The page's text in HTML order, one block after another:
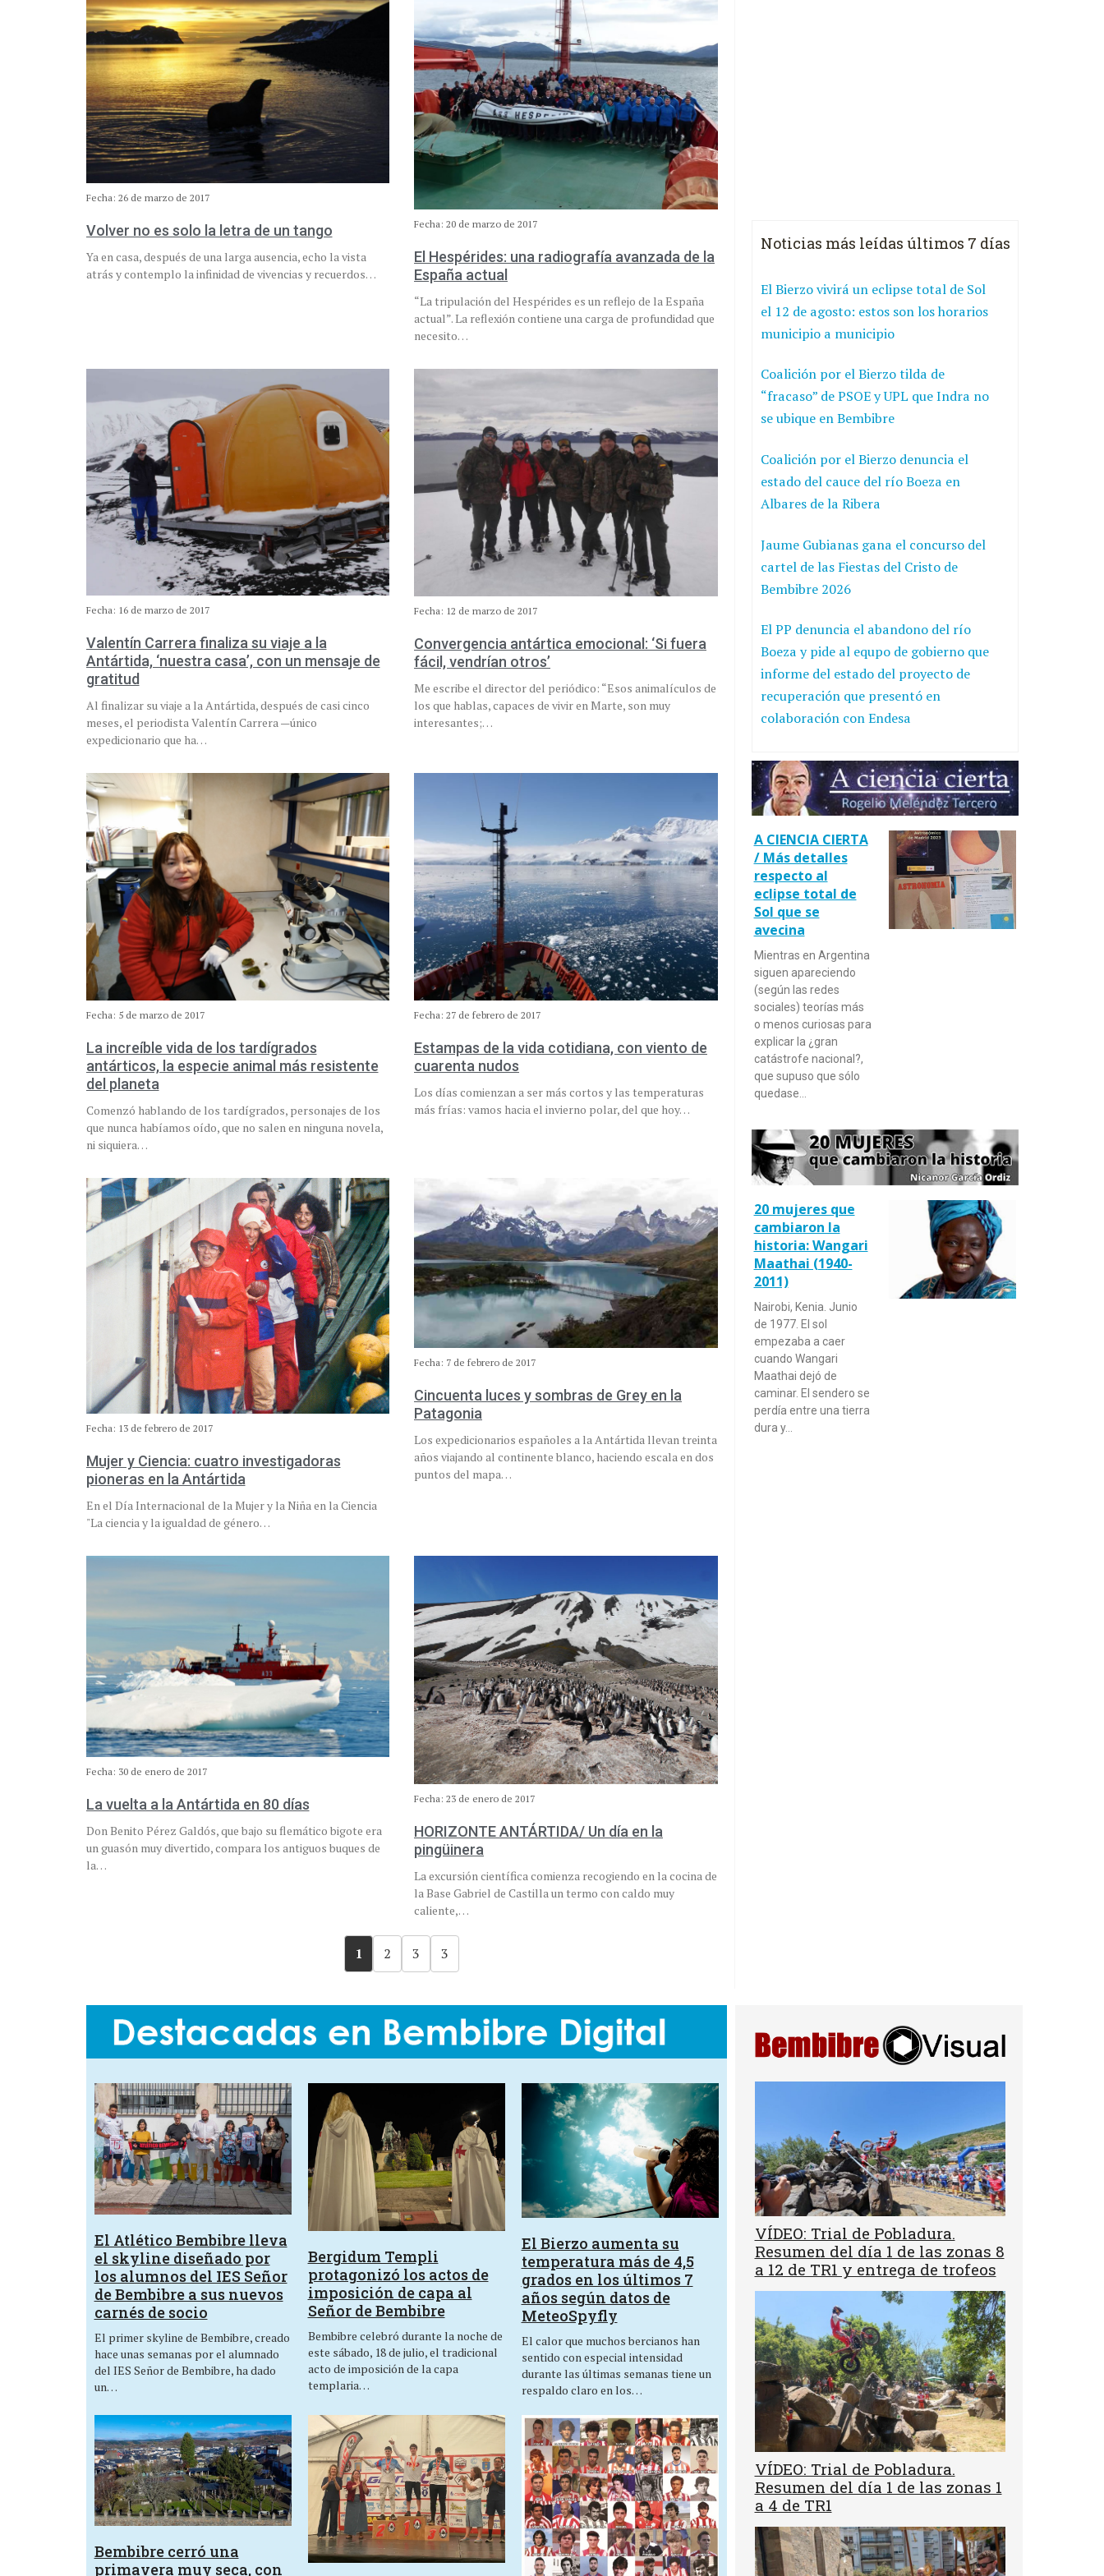
Fecha: 26 de marzo de 2017
Volver no es solo la letra de un tango
Ya en casa, después de una larga ausencia, echo la vista
atrás y contemplo la infinidad de vivencias y recuerdos…
Fecha: 20 de marzo de 2017
El Hespérides: una radiografía avanzada de la
España actual
“La tripulación del Hespérides es un reflejo de la España
actual”. La reflexión contiene una carga de profundidad que
necesito…
Fecha: 16 de marzo de 2017
Valentín Carrera finaliza su viaje a la
Antártida, ‘nuestra casa’, con un mensaje de
gratitud
Al finalizar su viaje a la Antártida, después de casi cinco
meses, el periodista Valentín Carrera —único
expedicionario que ha…
Fecha: 12 de marzo de 2017
Convergencia antártica emocional: ‘Si fuera
fácil, vendrían otros’
Me escribe el director del periódico: “Esos animalículos de
los que hablas, capaces de vivir en Marte, son muy
interesantes;…
Fecha: 5 de marzo de 2017
La increíble vida de los tardígrados
antárticos, la especie animal más resistente
del planeta
Comenzó hablando de los tardígrados, personajes de los
que nunca habíamos oído, que no salen en ninguna novela,
ni siquiera…
Fecha: 27 de febrero de 2017
Estampas de la vida cotidiana, con viento de
cuarenta nudos
Los días comienzan a ser más cortos y las temperaturas
más frías: vamos hacia el invierno polar, del que hoy…
Fecha: 13 de febrero de 2017
Mujer y Ciencia: cuatro investigadoras
pioneras en la Antártida
En el Día Internacional de la Mujer y la Niña en la Ciencia
"La ciencia y la igualdad de género…
Fecha: 7 de febrero de 2017
Cincuenta luces y sombras de Grey en la
Patagonia
Los expedicionarios españoles a la Antártida llevan treinta
años viajando al continente blanco, haciendo escala en dos
puntos del mapa…
Fecha: 30 de enero de 2017
La vuelta a la Antártida en 80 días
Don Benito Pérez Galdós, que bajo su flemático bigote era
un guasón muy divertido, compara los antiguos buques de
la…
Fecha: 23 de enero de 2017
HORIZONTE ANTÁRTIDA/ Un día en la
pingüinera
La excursión científica comienza recogiendo en la cocina de
la Base Gabriel de Castilla un termo con caldo muy
caliente,…
1 2 3 3
Noticias más leídas últimos 7 días
El Bierzo vivirá un eclipse total de Sol
el 12 de agosto: estos son los horarios
municipio a municipio
Coalición por el Bierzo tilda de
“fracaso” de PSOE y UPL que Indra no
se ubique en Bembibre
Coalición por el Bierzo denuncia el
estado del cauce del río Boeza en
Albares de la Ribera
Jaume Gubianas gana el concurso del
cartel de las Fiestas del Cristo de
Bembibre 2026
El PP denuncia el abandono del río
Boeza y pide al equpo de gobierno que
informe del estado del proyecto de
recuperación que presentó en
colaboración con Endesa
A CIENCIA CIERTA
/ Más detalles
respecto al
eclipse total de
Sol que se
avecina
Mientras en Argentina
siguen apareciendo
(según las redes
sociales) teorías más
o menos curiosas para
explicar la ¿gran
catástrofe nacional?,
que supuso que sólo
quedase…
20 mujeres que
cambiaron la
historia: Wangari
Maathai (1940-
2011)
Nairobi, Kenia. Junio
de 1977. El sol
empezaba a caer
cuando Wangari
Maathai dejó de
caminar. El sendero se
perdía entre una tierra
dura y…
El Atlético Bembibre lleva
el skyline diseñado por
los alumnos del IES Señor
de Bembibre a sus nuevos
carnés de socio
El primer skyline de Bembibre, creado
hace unas semanas por el alumnado
del IES Señor de Bembibre, ha dado
un…
Bergidum Templi
protagonizó los actos de
imposición de capa al
Señor de Bembibre
Bembibre celebró durante la noche de
este sábado, 18 de julio, el tradicional
acto de imposición de la capa
templaria…
El Bierzo aumenta su
temperatura más de 4,5
grados en los últimos 7
años según datos de
MeteoSpyfly
El calor que muchos bercianos han
sentido con especial intensidad
durante las últimas semanas tiene un
respaldo claro en los…
Bembibre cerró una
primavera muy seca, con
VÍDEO: Trial de Pobladura.
Resumen del día 1 de las zonas 8
a 12 de TR1 y entrega de trofeos
VÍDEO: Trial de Pobladura.
Resumen del día 1 de las zonas 1
a 4 de TR1